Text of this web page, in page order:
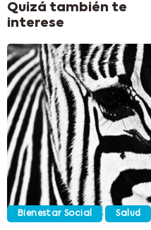
Quizá también te
interese
Bienestar Social Salud